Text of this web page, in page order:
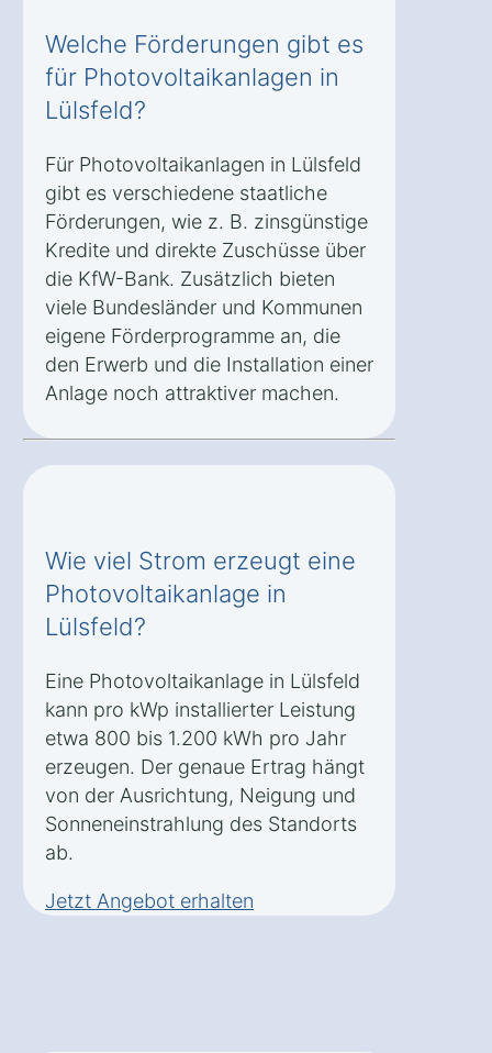
Welche Förderungen gibt es
für Photovoltaikanlagen in
Lülsfeld?
Für Photovoltaikanlagen in Lülsfeld
gibt es verschiedene staatliche
Förderungen, wie z. B. zinsgünstige
Kredite und direkte Zuschüsse über
die KfW-Bank. Zusätzlich bieten
viele Bundesländer und Kommunen
eigene Förderprogramme an, die
den Erwerb und die Installation einer
Anlage noch attraktiver machen.
Wie viel Strom erzeugt eine
Photovoltaikanlage in
Lülsfeld?
Eine Photovoltaikanlage in Lülsfeld
kann pro kWp installierter Leistung
etwa 800 bis 1.200 kWh pro Jahr
erzeugen. Der genaue Ertrag hängt
von der Ausrichtung, Neigung und
Sonneneinstrahlung des Standorts
ab.
Jetzt Angebot erhalten